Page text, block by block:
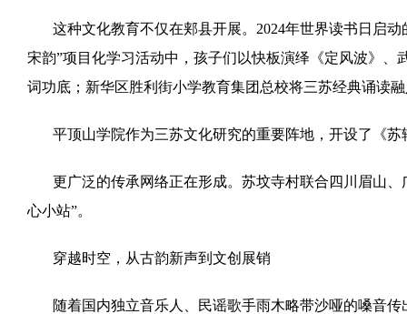
这种文化教育不仅在郏县开展。2024年世界读书日启
宋韵”项目化学习活动中，孩子们以快板演绎《定风波》
词功底；新华区胜利街小学教育集团总校将三苏经典诵读
平顶山学院作为三苏文化研究的重要阵地，开设了《
更广泛的传承网络正在形成。苏坟寺村联合四川眉山
心小站”。
穿越时空，从古韵新声到文创展销
随着国内独立音乐人、民谣歌手雨木略带沙哑的嗓音